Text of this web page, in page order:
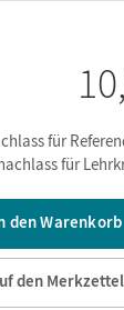
für
für
den Warenkorb
den Merkzettel